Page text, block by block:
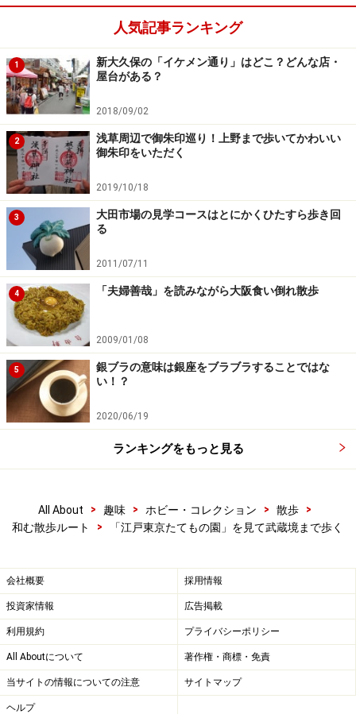
人気記事ランキング
1
新大久保の「イケメン通り」はどこ？どんな店・
屋台がある？
2018/09/02
2
浅草周辺で御朱印巡り！上野まで歩いてかわいい
御朱印をいただく
2019/10/18
3
大田市場の見学コースはとにかくひたすら歩き回
る
2011/07/11
4 「夫婦善哉」を読みながら大阪食い倒れ散歩
2009/01/08
5
銀ブラの意味は銀座をブラブラすることではな
い！？
2020/06/19
ランキングをもっと見る
All About > 趣味 > ホビー・コレクション > 散歩
>
和む散歩ルート
> 「江戸東京たてもの園」を見て武蔵境まで歩く
会社概要 採用情報
投資家情報 広告掲載
利用規約 プライバシーポリシー
All Aboutについて 著作権・商標・免責
当サイトの情報についての注意 サイトマップ
ヘルプ